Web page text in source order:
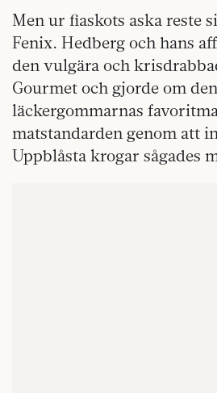
Men ur fiaskots aska reste
Fenix. Hedberg och hans
den vulgära och
Gourmet och gjorde om
läckergommarnas
matstandarden genom att
Uppblåsta krogar sågades